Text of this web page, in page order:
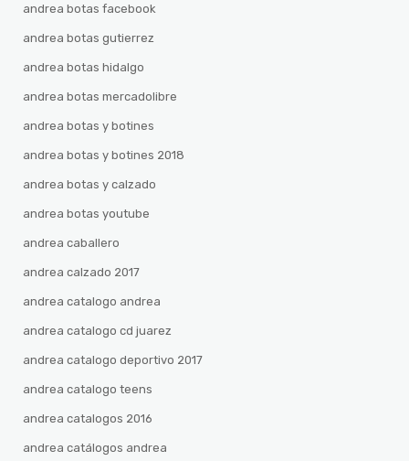
andrea botas facebook
andrea botas gutierrez
andrea botas hidalgo
andrea botas mercadolibre
andrea botas y botines
andrea botas y botines 2018
andrea botas y calzado
andrea botas youtube
andrea caballero
andrea calzado 2017
andrea catalogo andrea
andrea catalogo cd juarez
andrea catalogo deportivo 2017
andrea catalogo teens
andrea catalogos 2016
andrea catálogos andrea